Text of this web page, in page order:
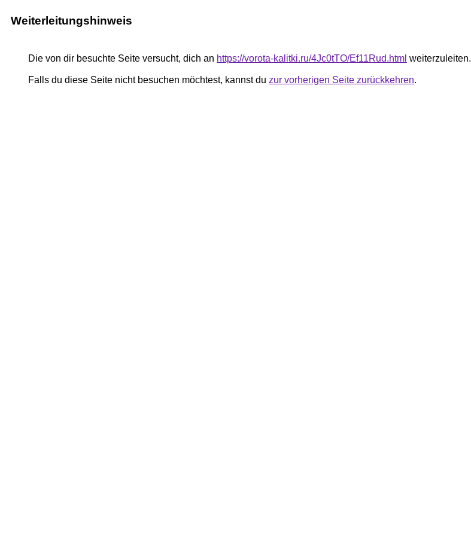
Weiterleitungshinweis
Die von dir besuchte Seite versucht, dich an https://vorota-kalitki.ru/4Jc0tTO/Ef11Rud.html weiterzuleiten.
Falls du diese Seite nicht besuchen möchtest, kannst du zur vorherigen Seite zurückkehren.